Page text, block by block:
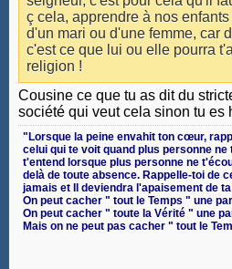
ç cela, apprendre à nos
d'un mari ou d'une femme, car
c'est ce que lui ou elle pourra
religion !
Cousine ce que tu as dit du
société qui veut cela sinon tu es
‎"Lorsque la peine envahit ton cœur,
celui qui te voit quand plus personne ne
t'entend lorsque plus personne ne
delà de toute absence. Rappelle-toi de
jamais et Il deviendra l'apaisement de
On peut cacher " tout le Temps " une
On peut cacher " toute la Vérité " une
Mais on ne peut pas cacher " tout le